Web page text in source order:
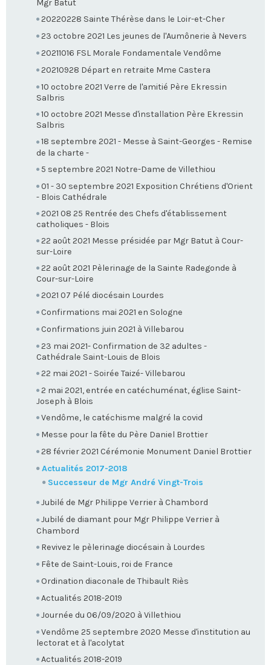
Mgr Batut
20220228 Sainte Thérèse dans le Loir-et-Cher
23 octobre 2021 Les jeunes de l'Aumônerie à Nevers
20211016 FSL Morale Fondamentale Vendôme
20210928 Départ en retraite Mme Castera
10 octobre 2021 Verre de l'amitié Père Ekressin
Salbris
10 octobre 2021 Messe d'installation Père Ekressin
Salbris
18 septembre 2021 - Messe à Saint-Georges - Remise
de la charte -
5 septembre 2021 Notre-Dame de Villethiou
01 - 30 septembre 2021 Exposition Chrétiens d'Orient
- Blois Cathédrale
2021 08 25 Rentrée des Chefs d'établissement
catholiques - Blois
22 août 2021 Messe présidée par Mgr Batut à Cour-
sur-Loire
22 août 2021 Pèlerinage de la Sainte Radegonde à
Cour-sur-Loire
2021 07 Pélé diocésain Lourdes
Confirmations mai 2021 en Sologne
Confirmations juin 2021 à Villebarou
23 mai 2021- Confirmation de 32 adultes -
Cathédrale Saint-Louis de Blois
22 mai 2021 - Soirée Taizé- Villebarou
2 mai 2021, entrée en catéchuménat, église Saint-
Joseph à Blois
Vendôme, le catéchisme malgré la covid
Messe pour la fête du Père Daniel Brottier
28 février 2021 Cérémonie Monument Daniel Brottier
Actualités 2017-2018
Successeur de Mgr André Vingt-Trois
Jubilé de Mgr Philippe Verrier à Chambord
Jubilé de diamant pour Mgr Philippe Verrier à
Chambord
Revivez le pèlerinage diocésain à Lourdes
Fête de Saint-Louis, roi de France
Ordination diaconale de Thibault Riès
Actualités 2018-2019
Journée du 06/09/2020 à Villethiou
Vendôme 25 septembre 2020 Messe d'institution au
lectorat et à l'acolytat
Actualités 2018-2019